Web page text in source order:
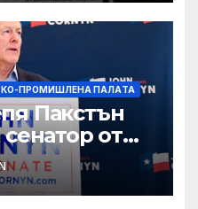
ПРОМИШЛЕНА ПАЛAТА
Пакстън
от